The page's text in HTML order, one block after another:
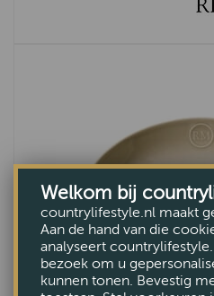
Welkom bij
countrylifestyle.nl maakt
Aan de hand van die
analyseert
bezoek om u
kunnen tonen. Bevestig